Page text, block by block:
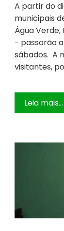
A partir do
municipais
Água Verde,
- passarão
sábados. A
visitantes,
Leia mais...